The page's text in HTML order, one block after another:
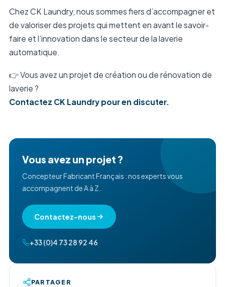
Chez CK Laundry, nous sommes fiers d’accompagner et
de valoriser des projets qui mettent en avant le savoir-
faire et l’innovation dans le secteur de la laverie
automatique.
👉 Vous avez un projet de création ou de rénovation de
laverie ?
Contactez CK Laundry pour en discuter.
Vous avez un projet ?
Concepteur Fabricant Français : nos experts vous
accompagnent de A à Z.
Contactez-nous
+33 (0)4 73 28 92 46
PARTAGER